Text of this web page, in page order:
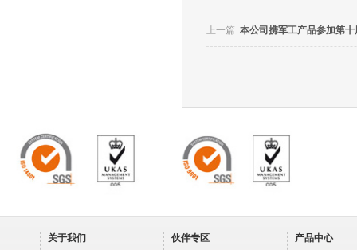
上一篇: 本公司携军工产品参加第
关于我们 伙伴专区 产品中心